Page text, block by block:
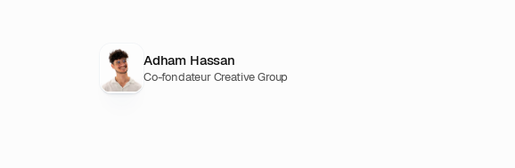
Adham Hassan
Co-fondateur Creative Group